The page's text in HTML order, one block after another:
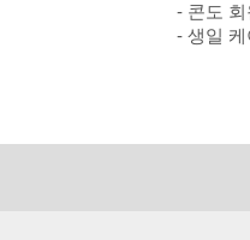
- 콘도 회
- 생일